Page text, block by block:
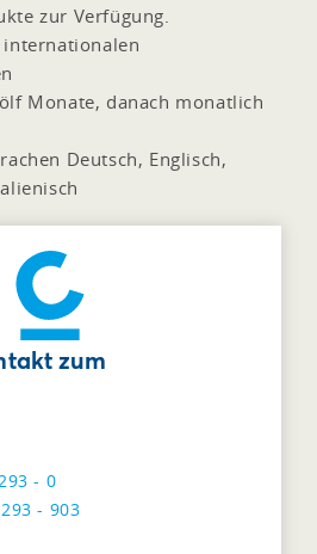
zur Verfügung.
internationalen
Monate, danach monatlich
Deutsch, Englisch,
zum
- 0
- 903